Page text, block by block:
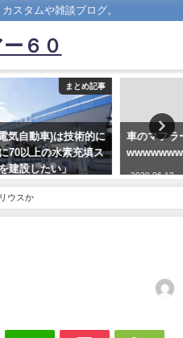
スタムや雑談ブログ。
６０
車のマフラーを車外に変えたった
wwwwwwwwwwww
2020-06-12
ウスか